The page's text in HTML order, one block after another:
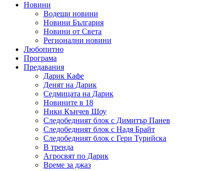
Новини
Водещи новини
Новини България
Новини от Света
Регионални новини
Любопитно
Програма
Предавания
Дарик Кафе
Денят на Дарик
Седмицата на Дарик
Новините в 18
Ники Кънчев Шоу
Следобедният блок с Димитър Панев
Следобедният блок с Надя Брайт
Следобедният блок с Гери Турийска
В тренда
Агросвят по Дарик
Време за джаз